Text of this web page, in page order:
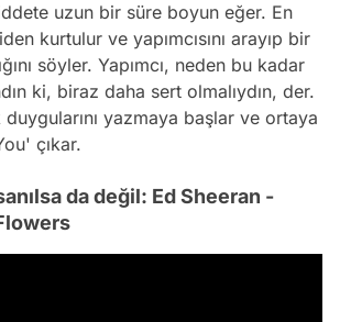
uzun bir süre boyun eğer. En
kurtulur ve yapımcısını arayıp bir
söyler. Yapımcı, neden bu kadar
ki, biraz daha sert olmalıydın, der.
yazmaya başlar ve ortaya
çıkar.
da değil: Ed Sheeran -